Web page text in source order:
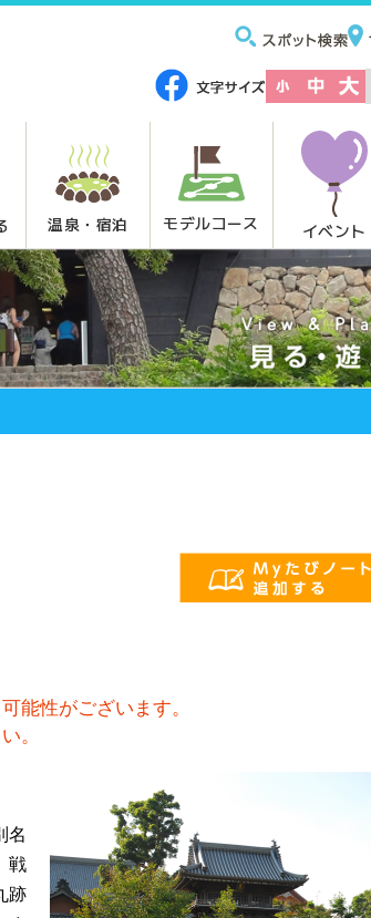
温泉・宿泊 モデルコース イベント
能性がございます。
。
名
戦
跡